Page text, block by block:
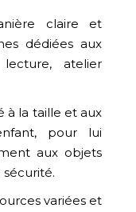
claire et
dédiées aux
atelier
à la taille et aux
pour lui
aux objets
variées et